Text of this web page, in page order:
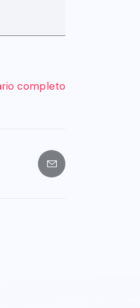
completo